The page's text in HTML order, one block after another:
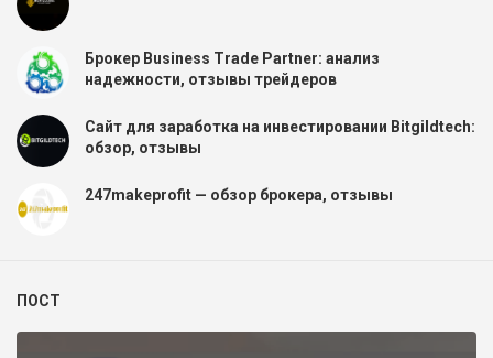
Брокер Business Trade Partner: анализ
надежности, отзывы трейдеров
Сайт для заработка на инвестировании Bitgildtech:
обзор, отзывы
247makeprofit — обзор брокера, отзывы
ПОСТ